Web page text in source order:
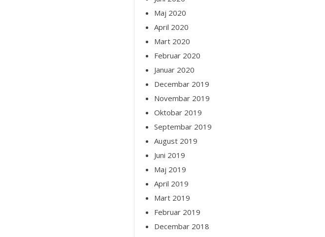
Maj 2020
April 2020
Mart 2020
Februar 2020
Januar 2020
Decembar 2019
Novembar 2019
Oktobar 2019
Septembar 2019
August 2019
Juni 2019
Maj 2019
April 2019
Mart 2019
Februar 2019
Decembar 2018